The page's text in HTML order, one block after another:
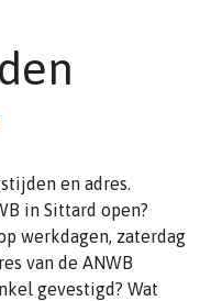
en adres.
in Sittard open?
werkdagen, zaterdag
van de ANWB
gevestigd? Wat